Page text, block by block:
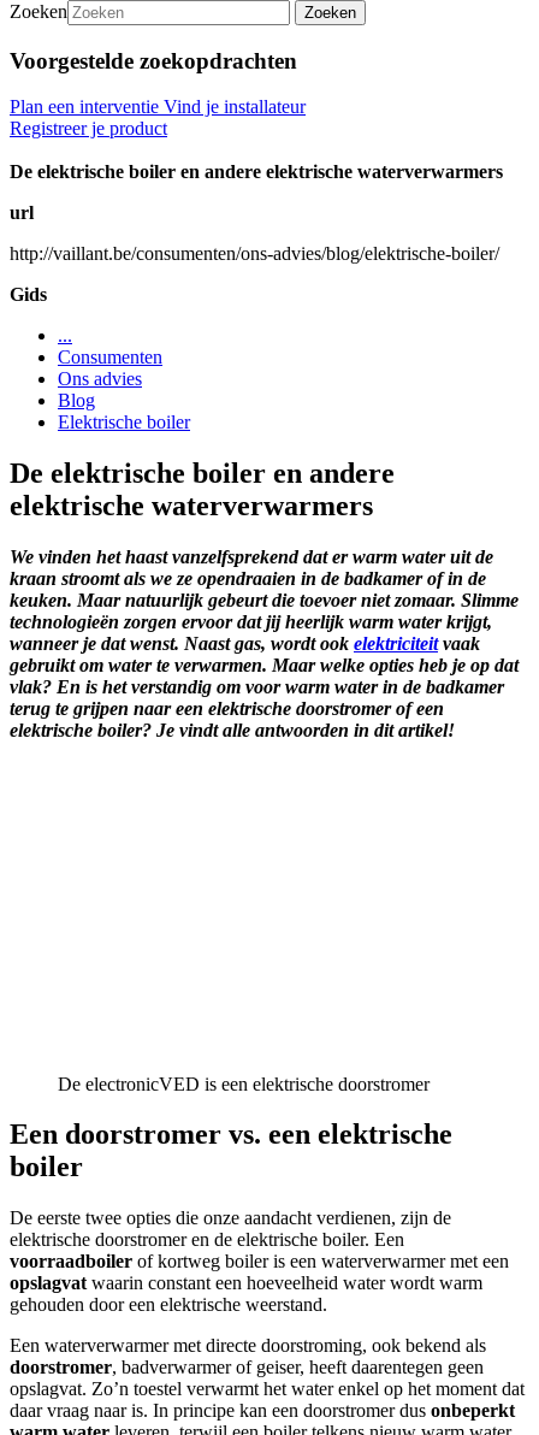
Zoeken
Zoeken
Voorgestelde zoekopdrachten
Plan een interventie Vind je installateur
Registreer je product
De elektrische boiler en andere elektrische waterverwarmers
url
http://vaillant.be/consumenten/ons-advies/blog/elektrische-boiler/
Gids
...
Consumenten
Ons advies
Blog
Elektrische boiler
De elektrische boiler en andere
elektrische waterverwarmers
We vinden het haast vanzelfsprekend dat er warm water uit de
kraan stroomt als we ze opendraaien in de badkamer of in de
keuken. Maar natuurlijk gebeurt die toevoer niet zomaar. Slimme
technologieën zorgen ervoor dat jij heerlijk warm water krijgt,
wanneer je dat wenst. Naast gas, wordt ook elektriciteitvaak
gebruikt om water te verwarmen. Maar welke opties heb je op dat
vlak? En is het verstandig om voor warm water in de badkamer
terug te grijpen naar een elektrische doorstromer of een
elektrische boiler? Je vindt alle antwoorden in dit artikel!
De electronicVED is een elektrische doorstromer
Een doorstromer vs. een elektrische
boiler
De eerste twee opties die onze aandacht verdienen, zijn de
elektrische doorstromer en de elektrische boiler. Een
voorraadboiler of kortweg boiler is een waterverwarmer met een
opslagvat waarin constant een hoeveelheid water wordt warm
gehouden door een elektrische weerstand.
Een waterverwarmer met directe doorstroming, ook bekend als
doorstromer, badverwarmer of geiser, heeft daarentegen geen
opslagvat. Zo’n toestel verwarmt het water enkel op het moment dat
daar vraag naar is. In principe kan een doorstromer dus onbeperkt